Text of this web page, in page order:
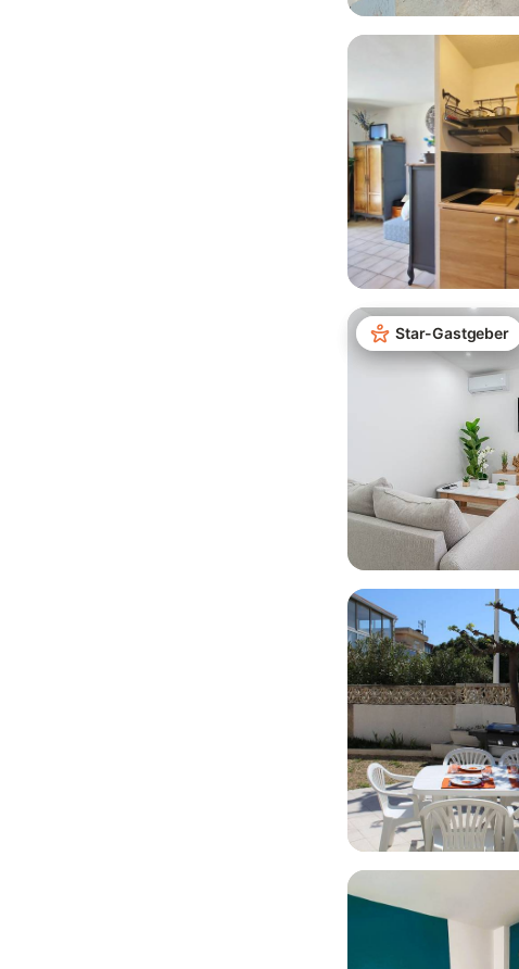
Star-Gastgeber